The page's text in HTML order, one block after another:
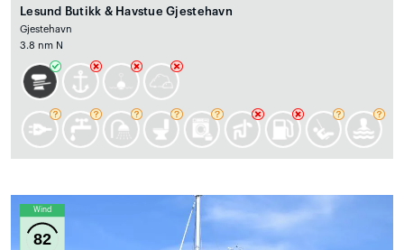
Lesund Butikk & Havstue Gjestehavn
Gjestehavn
3.8 nm N
Wind
82